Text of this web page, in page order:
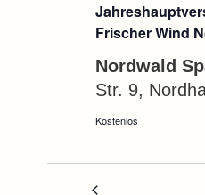
Frischer Wind
Nordwald
Str. 9,
Kostenlos